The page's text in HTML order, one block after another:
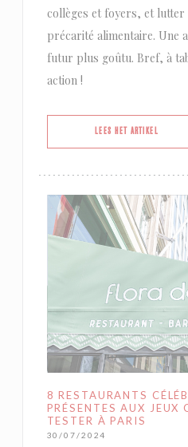
collèges et foyers, et
précarité alimentaire. Une
futur plus goûtu. Bref, à
action !
LEES HET ARTIKEL
8 RESTAURANTS
PRÉSENTES AUX JEUX
TESTER À PARIS
30/07/2024